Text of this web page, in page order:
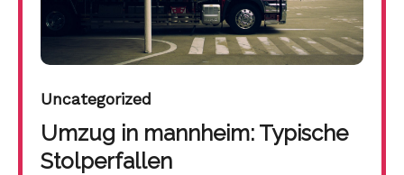
Uncategorized
Umzug in mannheim: Typische
Stolperfallen